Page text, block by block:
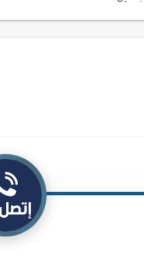
لتحسين تجربة القراءة